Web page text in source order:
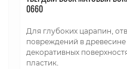
0660
Для глубоких царапин,
повреждений в древесине
декоративных
пластик.